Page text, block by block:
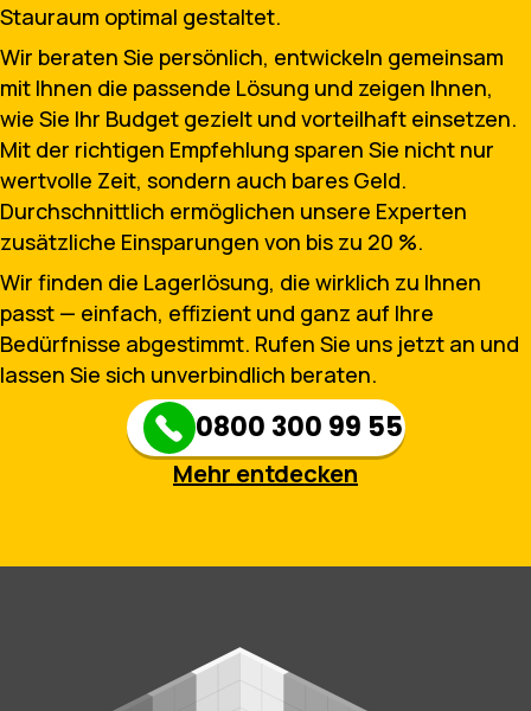
Stauraum optimal gestaltet.
Wir beraten Sie persönlich, entwickeln gemeinsam
mit Ihnen die passende Lösung und zeigen Ihnen,
wie Sie Ihr Budget gezielt und vorteilhaft einsetzen.
Mit der richtigen Empfehlung sparen Sie nicht nur
wertvolle Zeit, sondern auch bares Geld.
Durchschnittlich ermöglichen unsere Experten
zusätzliche Einsparungen von bis zu 20 %.
Wir finden die Lagerlösung, die wirklich zu Ihnen
passt — einfach, effizient und ganz auf Ihre
Bedürfnisse abgestimmt. Rufen Sie uns jetzt an und
lassen Sie sich unverbindlich beraten.
0800 300 99 55
Mehr entdecken